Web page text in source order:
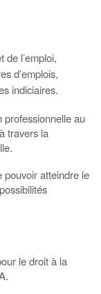
de l’emploi,
d’emplois,
indiciaires.
professionnelle au
travers la
pouvoir atteindre le
le droit à la